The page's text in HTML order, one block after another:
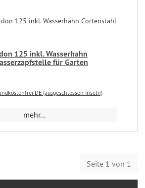
125 inkl. Wasserhahn
für Garten
DE (ausgeschlossen Inseln)
mehr...
Seite 1 von 1